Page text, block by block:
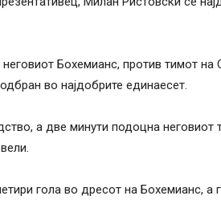
Бохемианс, против тимот на
во најдобрите единаесет.
а две минути подоцна неговиот
гола во дресот на Бохемианс, а